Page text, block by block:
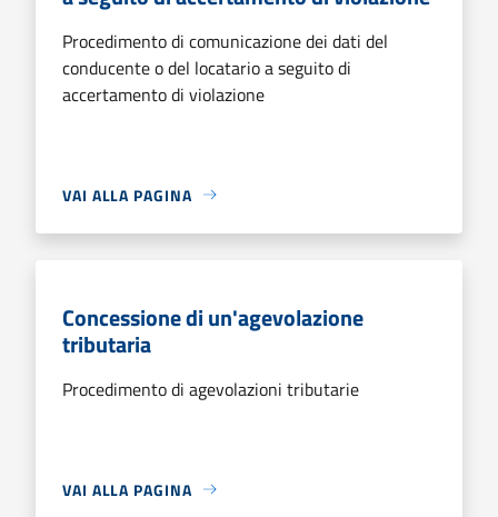
Procedimento di comunicazione dei dati del
conducente o del locatario a seguito di
accertamento di violazione
VAI ALLA PAGINA
Concessione di un'agevolazione
tributaria
Procedimento di agevolazioni tributarie
VAI ALLA PAGINA